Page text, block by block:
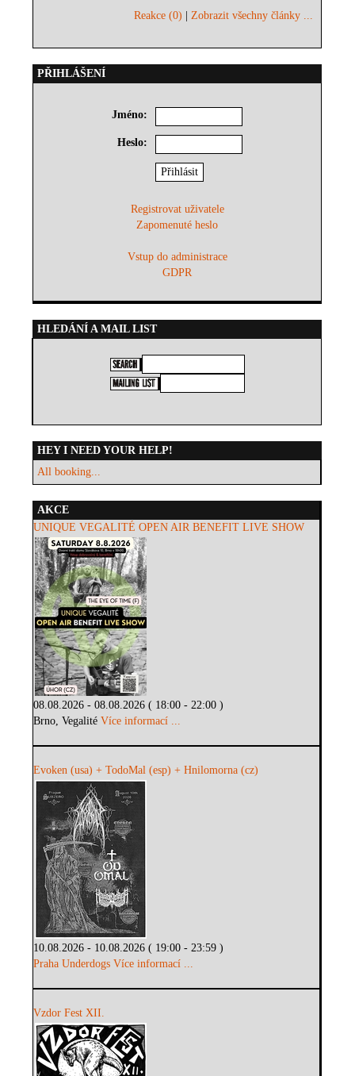
Reakce (0) |Zobrazit všechny články ...
PŘIHLÁŠENÍ
Jméno:
Heslo:
Registrovat uživatele
Zapomenuté heslo
Vstup do administrace
GDPR
HLEDÁNÍ A MAIL LIST
HEY I NEED YOUR HELP!
All booking...
AKCE
UNIQUE VEGALITÉ OPEN AIR BENEFIT LIVE SHOW
08.08.2026 - 08.08.2026 ( 18:00 - 22:00 )
Brno, VegalitéVíce informací ...
Evoken (usa) + TodoMal (esp) + Hnilomorna (cz)
10.08.2026 - 10.08.2026 ( 19:00 - 23:59 )
Praha Underdogs Více informací ...
Vzdor Fest XII.